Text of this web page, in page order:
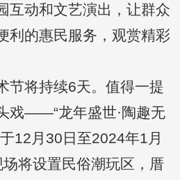
互动和文艺演出，让群众
利的惠民服务，观赏精彩
将持续6天。值得一提
戏——“龙年盛世·陶趣无
12月30日至2024年1月
将设置民俗潮玩区，厝